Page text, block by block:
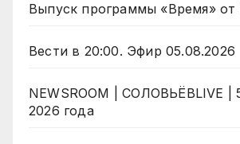
Выпуск программы «Время» от
Вести в 20:00. Эфир 05.08.2026
NEWSROOM | СОЛОВЬЁВLIVE |
2026 года